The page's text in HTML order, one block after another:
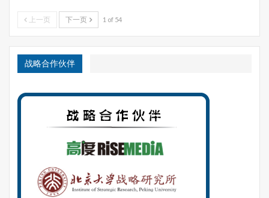
图片来源于网络
2．人民邮电出版社出版的 《Python机器学习基础教程》
使用Python语言实现机器学习入门书籍。主要内容包括：
机器学习的基本概念及其应用；实践中常用的机器学习算法
上一页 下一页 1 of 54
战略合作伙伴